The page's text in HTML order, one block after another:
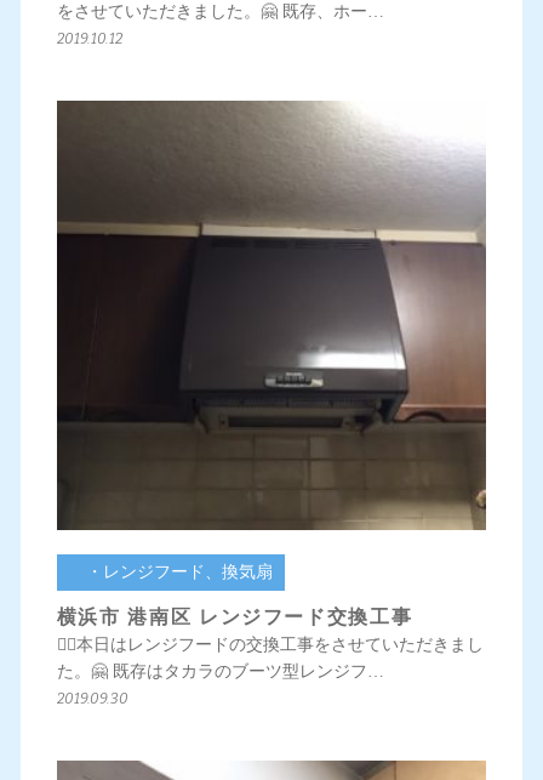
をさせていただきました。🤗 既存、ホー…
2019.10.12
・レンジフード、換気扇
横浜市 港南区 レンジフード交換工事
💁‍♀️本日はレンジフードの交換工事をさせていただきまし
た。🤗 既存はタカラのブーツ型レンジフ…
2019.09.30